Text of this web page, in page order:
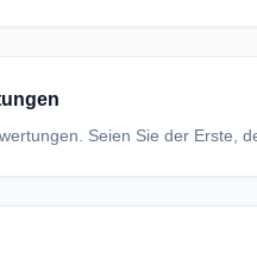
Seien Sie der Erste,